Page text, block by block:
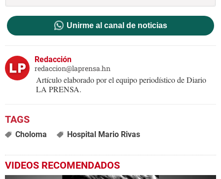
Unirme al canal de noticias
Redacción
redaccion@laprensa.hn
Artículo elaborado por el equipo periodístico de Diario
LA PRENSA.
Choloma Hospital Mario Rivas
VIDEOS RECOMENDADOS